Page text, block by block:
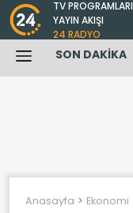
TV PROGRAMLARI
YAYIN AKIŞI
24 RADYO
SON DAKİKA
Anasayfa Ekonomi